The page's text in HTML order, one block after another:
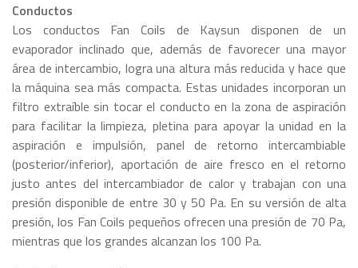
Conductos
Los conductos Fan Coils de Kaysun disponen de un
evaporador inclinado que, además de favorecer una mayor
área de intercambio, logra una altura más reducida y hace que
la máquina sea más compacta. Estas unidades incorporan un
filtro extraíble sin tocar el conducto en la zona de aspiración
para facilitar la limpieza, pletina para apoyar la unidad en la
aspiración e impulsión, panel de retorno intercambiable
(posterior/inferior), aportación de aire fresco en el retorno
justo antes del intercambiador de calor y trabajan con una
presión disponible de entre 30 y 50 Pa. En su versión de alta
presión, los Fan Coils pequeños ofrecen una presión de 70 Pa,
mientras que los grandes alcanzan los 100 Pa.